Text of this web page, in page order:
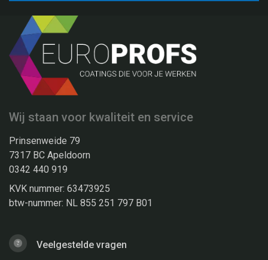
Wij staan voor kwaliteit en service
Prinsenweide 79
7317 BC Apeldoorn
0342 440 919
KVK nummer: 63473925
btw-nummer: NL 855 251 797 B01
Veelgestelde vragen